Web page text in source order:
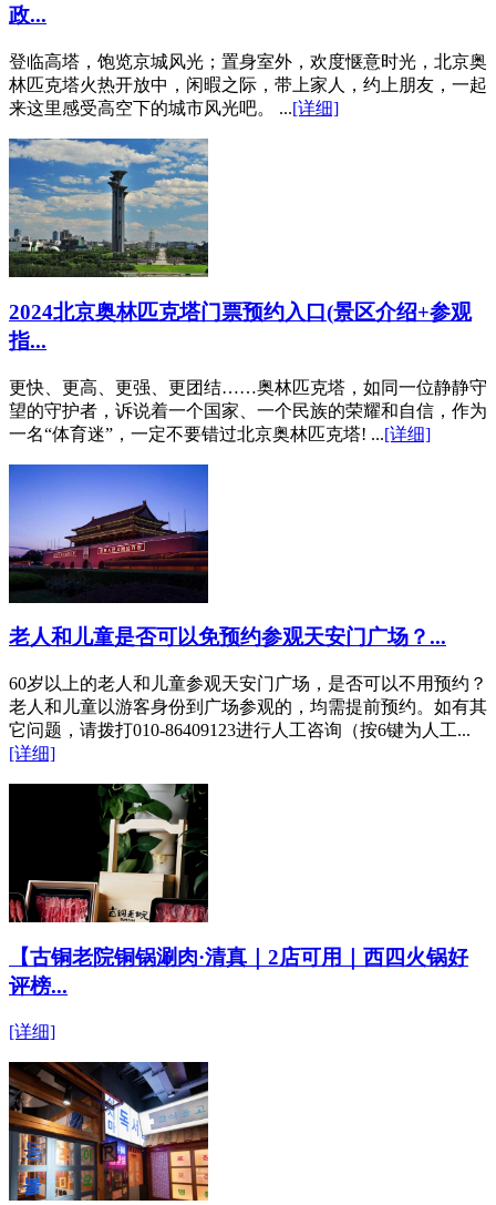
政...
登临高塔，饱览京城风光；置身室外，欢度惬意时光，北京奥
林匹克塔火热开放中，闲暇之际，带上家人，约上朋友，一起
来这里感受高空下的城市风光吧。 ...[详细]
2024北京奥林匹克塔门票预约入口(景区介绍+参观
指...
更快、更高、更强、更团结……奥林匹克塔，如同一位静静守
望的守护者，诉说着一个国家、一个民族的荣耀和自信，作为
一名“体育迷”，一定不要错过北京奥林匹克塔! ...[详细]
老人和儿童是否可以免预约参观天安门广场？...
60岁以上的老人和儿童参观天安门广场，是否可以不用预约？
老人和儿童以游客身份到广场参观的，均需提前预约。如有其
它问题，请拨打010-86409123进行人工咨询（按6键为人工...
[详细]
【古铜老院铜锅涮肉·清真｜2店可用｜西四火锅好
评榜...
[详细]